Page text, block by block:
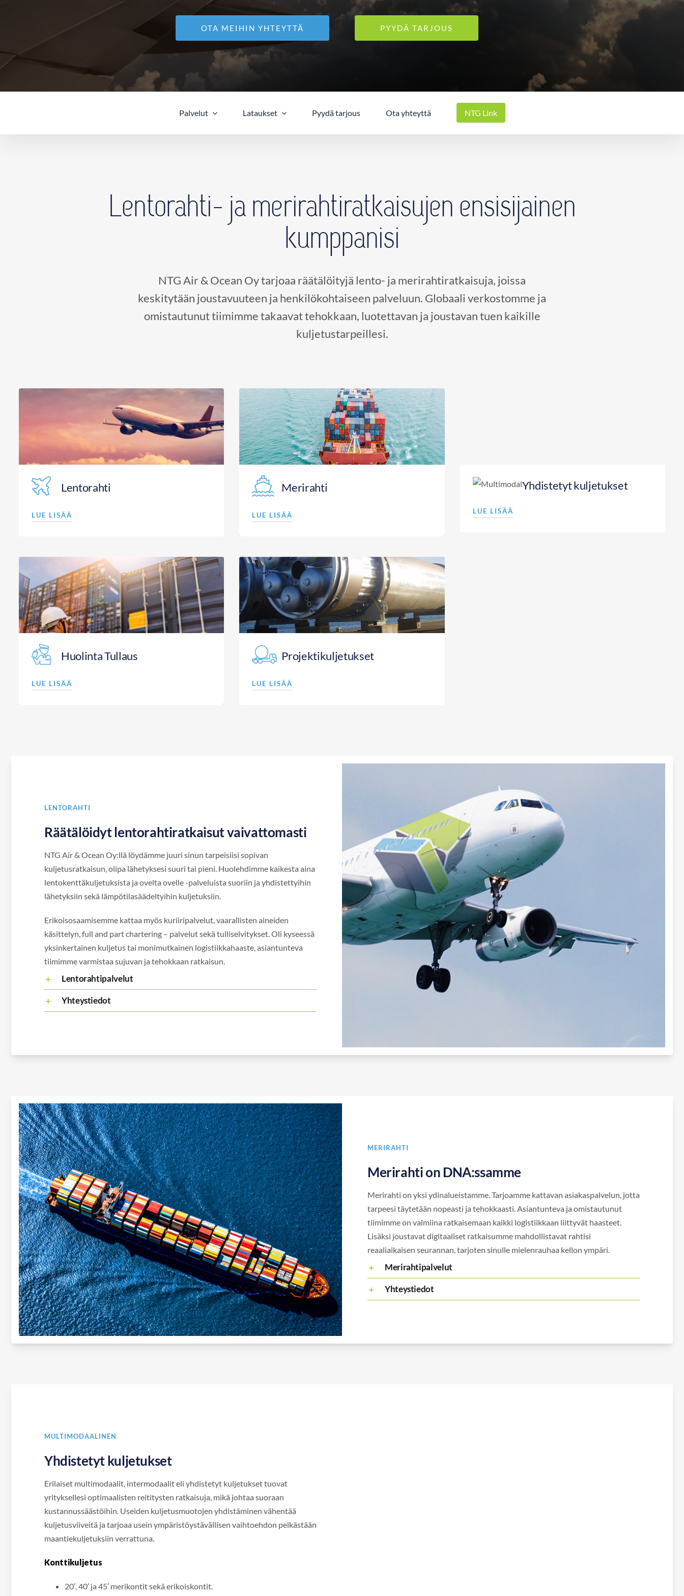
OTA MEIHIN YHTEYTTÄ PYYDÄ TARJOUS
Palvelut Lataukset Pyydä tarjous Ota yhteyttä NTG Link
Lentorahti- ja merirahtiratkaisujen ensisijainen
kumppanisi
NTG Air & Ocean Oy tarjoaa räätälöityjä lento- ja merirahtiratkaisuja, joissa
keskitytään joustavuuteen ja henkilökohtaiseen palveluun. Globaali verkostomme ja
omistautunut tiimimme takaavat tehokkaan, luotettavan ja joustavan tuen kaikille
kuljetustarpeillesi.
Lentorahti
LUE LISÄÄ
Merirahti
LUE LISÄÄ
Yhdistetyt kuljetukset
LUE LISÄÄ
Huolinta Tullaus
LUE LISÄÄ
Projektikuljetukset
LUE LISÄÄ
LENTORAHTI
Räätälöidyt lentorahtiratkaisut vaivattomasti
NTG Air & Ocean Oy:llä löydämme juuri sinun tarpeisiisi sopivan
kuljetusratkaisun, olipa lähetyksesi suuri tai pieni. Huolehdimme kaikesta aina
lentokenttäkuljetuksista ja ovelta ovelle -palveluista suoriin ja yhdistettyihin
lähetyksiin sekä lämpötilasäädeltyihin kuljetuksiin.
Erikoisosaamisemme kattaa myös kuriiripalvelut, vaarallisten aineiden
käsittelyn, full and part chartering – palvelut sekä tulliselvitykset. Oli kyseessä
yksinkertainen kuljetus tai monimutkainen logistiikkahaaste, asiantunteva
tiimimme varmistaa sujuvan ja tehokkaan ratkaisun.
Lentorahtipalvelut
Yhteystiedot
MERIRAHTI
Merirahti on DNA:ssamme
Merirahti on yksi ydinalueistamme. Tarjoamme kattavan asiakaspalvelun, jotta
tarpeesi täytetään nopeasti ja tehokkaasti. Asiantunteva ja omistautunut
tiimimme on valmiina ratkaisemaan kaikki logistiikkaan liittyvät haasteet.
Lisäksi joustavat digitaaliset ratkaisumme mahdollistavat rahtisi
reaaliaikaisen seurannan, tarjoten sinulle mielenrauhaa kellon ympäri.
Merirahtipalvelut
Yhteystiedot
MULTIMODAALINEN
Yhdistetyt kuljetukset
Erilaiset multimodaalit, intermodaalit eli yhdistetyt kuljetukset tuovat
yrityksellesi optimaalisten reititysten ratkaisuja, mikä johtaa suoraan
kustannussäästöihin. Useiden kuljetusmuotojen yhdistäminen vähentää
kuljetusviiveitä ja tarjoaa usein ympäristöystävällisen vaihtoehdon pelkästään
maantiekuljetuksiin verrattuna.
Konttikuljetus
20′, 40′ ja 45′ merikontit sekä erikoiskontit.